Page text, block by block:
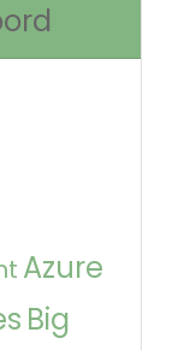
Azure
Big